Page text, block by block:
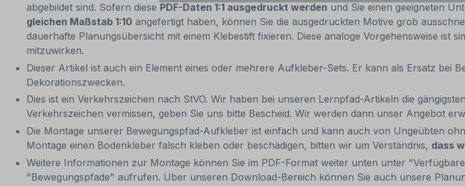
abgebildet sind. Sofern diese PDF-Daten 1:1 ausgedruckt werden und Sie einen geeigneten
gleichen Maßstab 1:10 angefertigt haben, können Sie die ausgedruckten Motive grob
dauerhafte Planungsübersicht mit einem Klebestift fixieren. Diese analoge Vorgehensweise ist
mitzuwirken.
Dieser Artikel ist auch ein Element eines oder mehrere Aufkleber-Sets. Er kann als Ersatz bei
Dekorationszwecken.
Dies ist ein Verkehrszeichen nach StVO. Wir haben bei unseren Lernpfad-Artikeln die
Verkehrszeichen vermissen, geben Sie uns bitte Bescheid. Wir werden dann unser Angebot
Die Montage unserer Bewegungspfad-Aufkleber ist einfach und kann auch von Ungeübten
Montage einen Bodenkleber falsch kleben oder beschädigen, bitten wir um Verständnis, dass
Weitere Informationen zur Montage können Sie im PDF-Format weiter unten unter
"Bewegungspfade" aufrufen. Über unseren Download-Bereich können Sie auch unsere